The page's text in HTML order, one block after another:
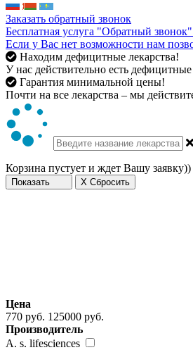
Заказать обратный звонок
Бесплатная услуга "Обратный
Если у Вас нет возможности нам
Находим дефицитные лекарства!
У нас действительно есть
Гарантия минимальной цены!
Почти на все лекарства – мы
Корзина пустует и ждет Вашу заявку))
Показать X Сбросить
Цена
770 руб. 125000 руб.
Производитель
A. s. lifesciences